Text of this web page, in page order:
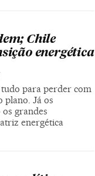
Chile
energética
tudo para perder com
plano. Já os
grandes
energética